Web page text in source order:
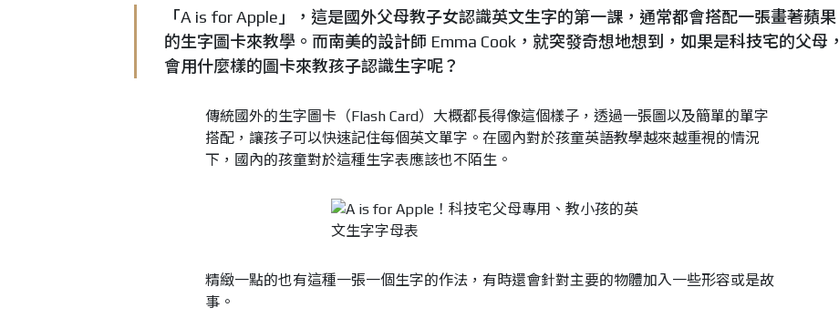
「A is for Apple」，這是國外父母教子女認識英文生字的第一課，通常都會搭配一張畫著蘋果
的生字圖卡來教學。而南美的設計師 Emma Cook，就突發奇想地想到，如果是科技宅的父母，
會用什麼樣的圖卡來教孩子認識生字呢？
傳統國外的生字圖卡（Flash Card）大概都長得像這個樣子，透過一張圖以及簡單的單字
搭配，讓孩子可以快速記住每個英文單字。在國內對於孩童英語教學越來越重視的情況
下，國內的孩童對於這種生字表應該也不陌生。
精緻一點的也有這種一張一個生字的作法，有時還會針對主要的物體加入一些形容或是故
事。